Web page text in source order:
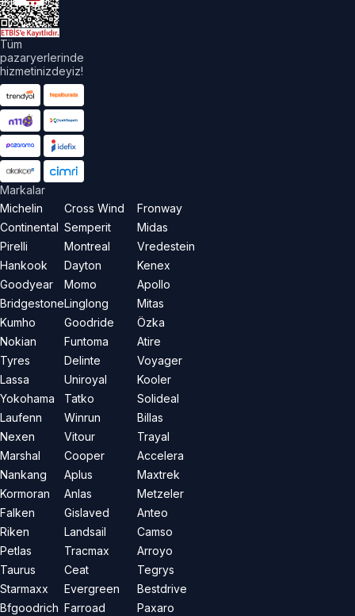
Tüm
pazaryerlerinde
hizmetinizdeyiz!
Markalar
Michelin
Continental
Pirelli
Hankook
Goodyear
Bridgestone
Kumho
Nokian
Tyres
Lassa
Yokohama
Laufenn
Nexen
Marshal
Nankang
Kormoran
Falken
Riken
Petlas
Taurus
Starmaxx
Bfgoodrich
Cross Wind
Semperit
Montreal
Dayton
Momo
Linglong
Goodride
Funtoma
Delinte
Uniroyal
Tatko
Winrun
Vitour
Cooper
Aplus
Anlas
Gislaved
Landsail
Tracmax
Ceat
Evergreen
Farroad
Fronway
Midas
Vredestein
Kenex
Apollo
Mitas
Özka
Atire
Voyager
Kooler
Solideal
Billas
Trayal
Accelera
Maxtrek
Metzeler
Anteo
Camso
Arroyo
Tegrys
Bestdrive
Paxaro